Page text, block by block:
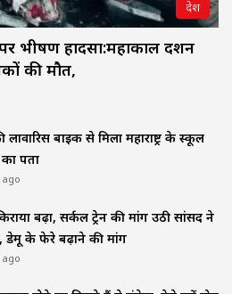
देश
भीषण हादसा:महाकाल दर्शन
की मौत,
लावारिस बाइक से मिला महाराष्ट्र के स्कूल
पता
बढ़ा, सर्कल ट्रेन की मांग उठी सांसद ने
डेमू के फेरे बढ़ाने की मांग